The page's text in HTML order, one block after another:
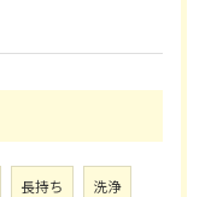
長持ち 洗浄